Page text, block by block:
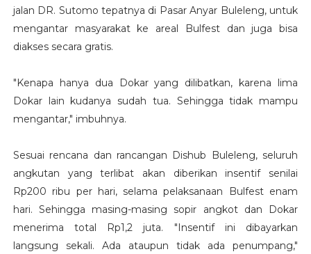
jalan DR. Sutomo tepatnya di Pasar Anyar Buleleng, untuk
mengantar masyarakat ke areal Bulfest dan juga bisa
diakses secara gratis.
"Kenapa hanya dua Dokar yang dilibatkan, karena lima
Dokar lain kudanya sudah tua. Sehingga tidak mampu
mengantar," imbuhnya.
Sesuai rencana dan rancangan Dishub Buleleng, seluruh
angkutan yang terlibat akan diberikan insentif senilai
Rp200 ribu per hari, selama pelaksanaan Bulfest enam
hari. Sehingga masing-masing sopir angkot dan Dokar
menerima total Rp1,2 juta. "Insentif ini dibayarkan
langsung sekali. Ada ataupun tidak ada penumpang,"